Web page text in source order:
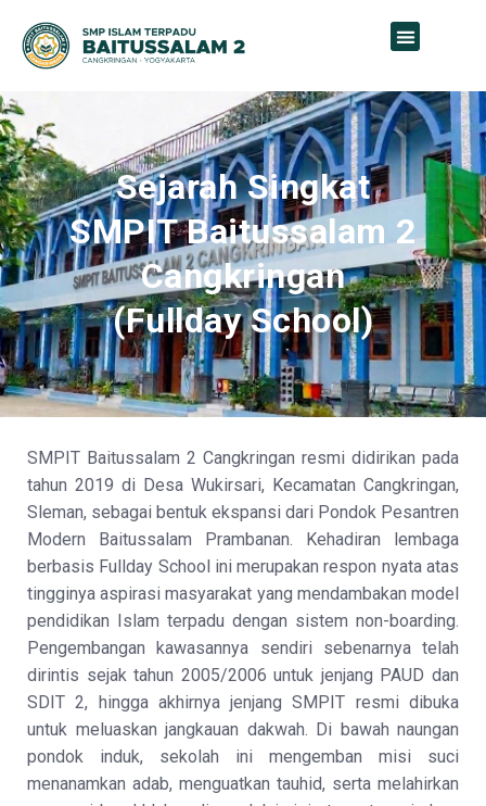
Sejarah Singkat
SMPIT Baitussalam 2
Cangkringan
(Fullday School)
SMPIT Baitussalam 2 Cangkringan resmi didirikan pada
tahun 2019 di Desa Wukirsari, Kecamatan Cangkringan,
Sleman, sebagai bentuk ekspansi dari Pondok Pesantren
Modern Baitussalam Prambanan. Kehadiran lembaga
berbasis Fullday School ini merupakan respon nyata atas
tingginya aspirasi masyarakat yang mendambakan model
pendidikan Islam terpadu dengan sistem non-boarding.
Pengembangan kawasannya sendiri sebenarnya telah
dirintis sejak tahun 2005/2006 untuk jenjang PAUD dan
SDIT 2, hingga akhirnya jenjang SMPIT resmi dibuka
untuk meluaskan jangkauan dakwah. Di bawah naungan
pondok induk, sekolah ini mengemban misi suci
menanamkan adab, menguatkan tauhid, serta melahirkan